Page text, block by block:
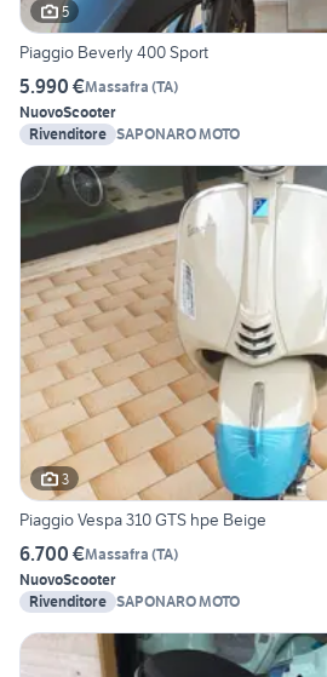
5
Piaggio Beverly 400 Sport
5.990 €Massafra (TA)
NuovoScooter
Rivenditore SAPONARO MOTO
3
Piaggio Vespa 310 GTS hpe Beige
6.700 €Massafra (TA)
NuovoScooter
Rivenditore SAPONARO MOTO